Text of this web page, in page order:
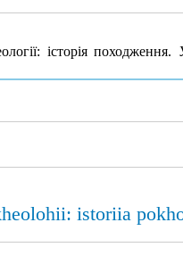
історія походження.
istoriia